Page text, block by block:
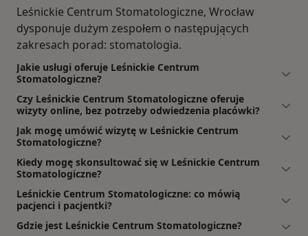
Leśnickie Centrum Stomatologiczne, Wrocław
dysponuje dużym zespołem o następujących
zakresach porad: stomatologia.
Jakie usługi oferuje Leśnickie Centrum
Stomatologiczne?
Czy Leśnickie Centrum Stomatologiczne oferuje
wizyty online, bez potrzeby odwiedzenia placówki?
Jak mogę umówić wizytę w Leśnickie Centrum
Stomatologiczne?
Kiedy mogę skonsultować się w Leśnickie Centrum
Stomatologiczne?
Leśnickie Centrum Stomatologiczne: co mówią
pacjenci i pacjentki?
Gdzie jest Leśnickie Centrum Stomatologiczne?